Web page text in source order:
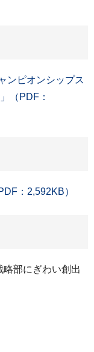
ンピオンシップス
（PDF：
：2,592KB）
部にぎわい創出